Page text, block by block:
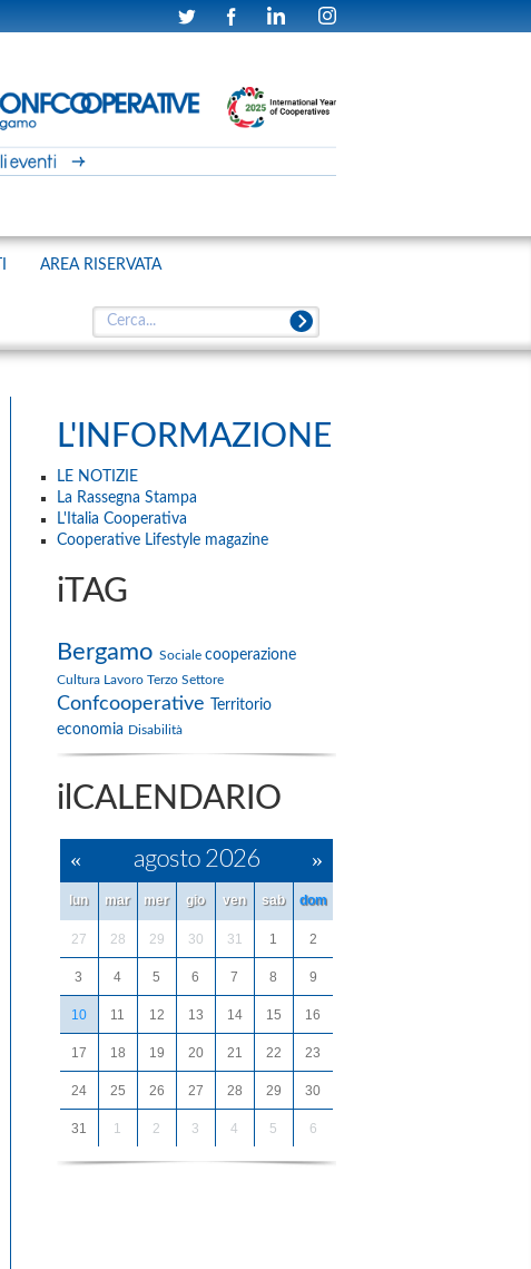
AREA RISERVATA
L'INFORMAZIONE
LE NOTIZIE
La Rassegna Stampa
L'Italia Cooperativa
Cooperative Lifestyle magazine
iTAG
Bergamo Sociale cooperazione
Cultura Lavoro Terzo Settore
Confcooperative
Territorio
economia Disabilità
ilCALENDARIO
« agosto 2026 »
lun mar mer gio ven sab dom
27 28 29 30 31 1 2
3 4 5 6 7 8 9
10 11 12 13 14 15 16
17 18 19 20 21 22 23
24 25 26 27 28 29 30
31 1 2 3 4 5 6